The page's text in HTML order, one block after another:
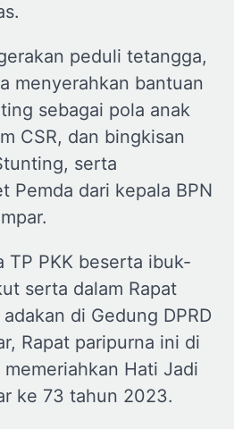
peduli tetangga,
menyerahkan bantuan
sebagai pola anak
CSR, dan bingkisan
serta
Pemda dari kepala BPN
TP PKK beserta ibuk-
serta dalam Rapat
di Gedung DPRD
Rapat paripurna ini di
Hati Jadi
ke 73 tahun 2023.